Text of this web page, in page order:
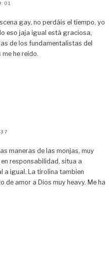
gay, no perdáis el tiempo, yo
eso jaja igual está graciosa,
de los fundamentalistas del
he reído.
maneras de las monjas, muy
responsabilidad, situa a
a igual. La tirolina tambien
de amor a Dios muy heavy. Me ha